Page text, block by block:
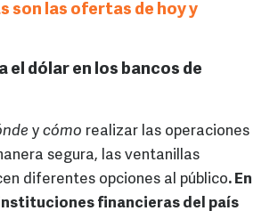
son las ofertas de hoy y
el dólar en los bancos de
y cómo realizar las operaciones
segura, las ventanillas
diferentes opciones al público. En
financieras del país